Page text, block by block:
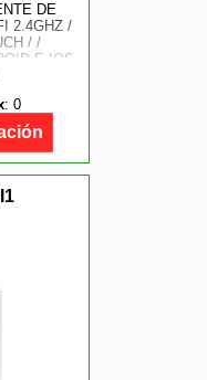
DE
2.4GHZ /
/ /
E IOS
Y
: 0